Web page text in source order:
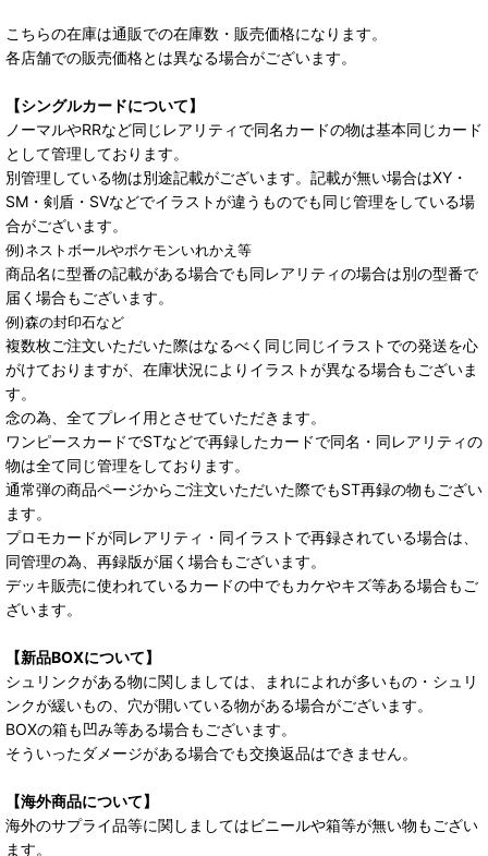
こちらの在庫は通販での在庫数・販売価格になります。
各店舗での販売価格とは異なる場合がございます。
【シングルカードについて】
ノーマルやRRなど同じレアリティで同名カードの物は基本同じカード
として管理しております。
別管理している物は別途記載がございます。記載が無い場合はXY・
SM・剣盾・SVなどでイラストが違うものでも同じ管理をしている場
合がございます。
例)ネストボールやポケモンいれかえ等
商品名に型番の記載がある場合でも同レアリティの場合は別の型番で
届く場合もございます。
例)森の封印石など
複数枚ご注文いただいた際はなるべく同じ同じイラストでの発送を心
がけておりますが、在庫状況によりイラストが異なる場合もございま
す。
念の為、全てプレイ用とさせていただきます。
ワンピースカードでSTなどで再録したカードで同名・同レアリティの
物は全て同じ管理をしております。
通常弾の商品ページからご注文いただいた際でもST再録の物もござい
ます。
プロモカードが同レアリティ・同イラストで再録されている場合は、
同管理の為、再録版が届く場合もございます。
デッキ販売に使われているカードの中でもカケやキズ等ある場合もご
ざいます。
【新品BOXについて】
シュリンクがある物に関しましては、まれによれが多いもの・シュリ
ンクが緩いもの、穴が開いている物がある場合がございます。
BOXの箱も凹み等ある場合もございます。
そういったダメージがある場合でも交換返品はできません。
【海外商品について】
海外のサプライ品等に関しましてはビニールや箱等が無い物もござい
ます。